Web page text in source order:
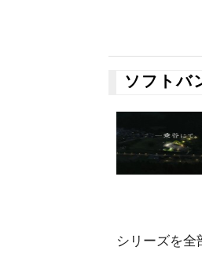
ソフトバ
シリーズを全